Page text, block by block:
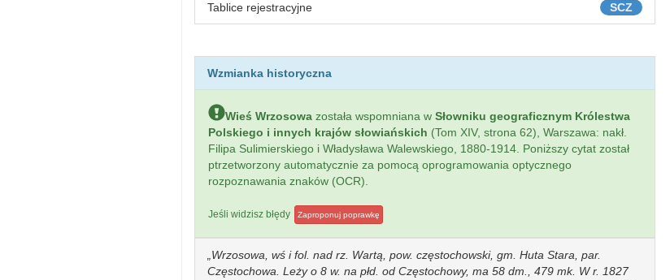
SCZ
Tablice rejestracyjne
Wzmianka historyczna
Wieś Wrzosowa została wspomniana w Słowniku geograficznym Królestwa
Polskiego i innych krajów słowiańskich (Tom XIV, strona 62), Warszawa: nakł.
Filipa Sulimierskiego i Władysława Walewskiego, 1880-1914. Poniższy cytat został
ptrzetworzony automatycznie za pomocą oprogramowania optycznego
rozpoznawania znaków (OCR).
Jeśli widzisz błędy Zaproponuj poprawkę
Wrzosowa, wś i fol. nad rz. Wartą, pow. częstochowski, gm. Huta Stara, par.
Częstochowa. Leży o 8 w. na płd. od Częstochowy, ma 58 dm., 479 mk. W r. 1827